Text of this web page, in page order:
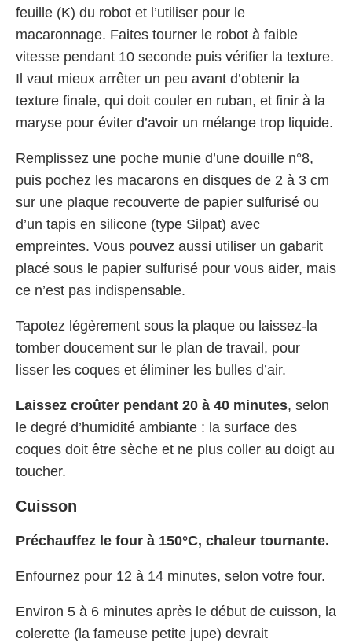
feuille (K) du robot et l’utiliser pour le
macaronnage. Faites tourner le robot à faible
vitesse pendant 10 seconde puis vérifier la texture.
Il vaut mieux arrêter un peu avant d’obtenir la
texture finale, qui doit couler en ruban, et finir à la
maryse pour éviter d’avoir un mélange trop liquide.
Remplissez une poche munie d’une douille n°8,
puis pochez les macarons en disques de 2 à 3 cm
sur une plaque recouverte de papier sulfurisé ou
d’un tapis en silicone (type Silpat) avec
empreintes. Vous pouvez aussi utiliser un gabarit
placé sous le papier sulfurisé pour vous aider, mais
ce n’est pas indispensable.
Tapotez légèrement sous la plaque ou laissez-la
tomber doucement sur le plan de travail, pour
lisser les coques et éliminer les bulles d’air.
Laissez croûter pendant 20 à 40 minutes, selon
le degré d’humidité ambiante : la surface des
coques doit être sèche et ne plus coller au doigt au
toucher.
Cuisson
Préchauffez le four à 150°C, chaleur tournante.
Enfournez pour 12 à 14 minutes, selon votre four.
Environ 5 à 6 minutes après le début de cuisson, la
colerette (la fameuse petite jupe) devrait